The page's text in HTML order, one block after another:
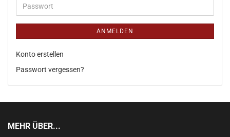
ANMELDEN
Konto erstellen
Passwort vergessen?
MEHR ÜBER...